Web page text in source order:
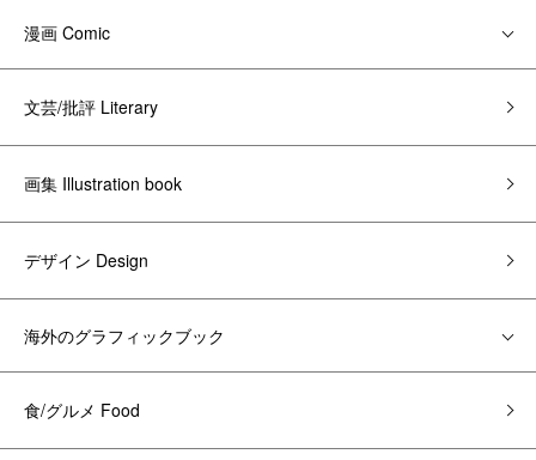
漫画 Comic
文芸/批評 Literary
画集 Illustration book
デザイン Design
海外のグラフィックブック
食/グルメ Food